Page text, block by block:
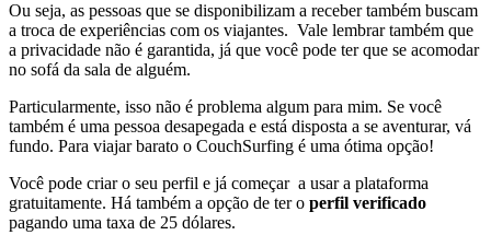
Ou seja, as pessoas que se disponibilizam a receber também buscam
a troca de experiências com os viajantes. Vale lembrar também que
a privacidade não é garantida, já que você pode ter que se acomodar
no sofá da sala de alguém.
Particularmente, isso não é problema algum para mim. Se você
também é uma pessoa desapegada e está disposta a se aventurar, vá
fundo. Para viajar barato o CouchSurfing é uma ótima opção!
Você pode criar o seu perfil e já começar a usar a plataforma
gratuitamente. Há também a opção de ter o perfil verificado
pagando uma taxa de 25 dólares.